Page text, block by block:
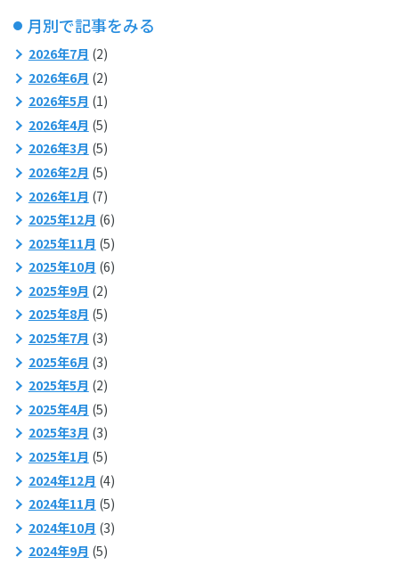
月別で記事をみる
2026年7月 (2)
2026年6月 (2)
2026年5月 (1)
2026年4月 (5)
2026年3月 (5)
2026年2月 (5)
2026年1月 (7)
2025年12月 (6)
2025年11月 (5)
2025年10月 (6)
2025年9月 (2)
2025年8月 (5)
2025年7月 (3)
2025年6月 (3)
2025年5月 (2)
2025年4月 (5)
2025年3月 (3)
2025年1月 (5)
2024年12月 (4)
2024年11月 (5)
2024年10月 (3)
2024年9月 (5)